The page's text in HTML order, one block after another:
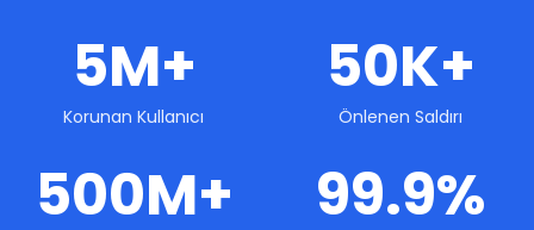
5M+
Korunan Kullanıcı
50K+
Önlenen Saldırı
500M+ 99.9%